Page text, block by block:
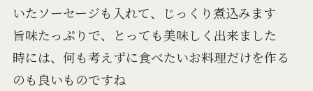
いたソーセージも入れて、じっくり煮込みます
旨味たっぷりで、とっても美味しく出来ました
時には、何も考えずに食べたいお料理だけを作る
のも良いものですね